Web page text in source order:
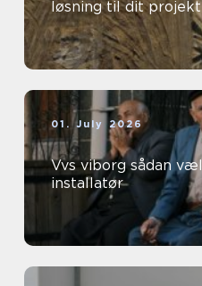
løsning til dit projekt
01. July 2026
Vvs viborg sådan vælger du den rette
installatør